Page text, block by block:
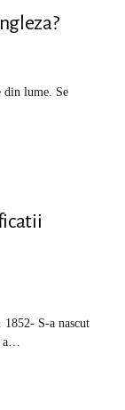
din lume. Se
S-a nascut
a…